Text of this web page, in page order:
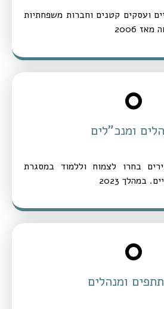
ועסקים קטנים וחברות משפחתיות
2006
ומנכ"לים
0
בחרו לצמוח וללמוד במסגרת
במהלך 2023
ומנהלים
0